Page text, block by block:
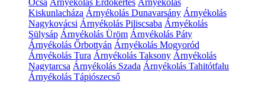
Kiskunlacháza Árnyékolás Dunavarsány Árnyékolás
Nagykovácsi Árnyékolás Piliscsaba Árnyékolás
Sülysáp Árnyékolás Üröm Árnyékolás Páty
Árnyékolás Őrbottyán Árnyékolás Mogyoród
Árnyékolás Tura Árnyékolás Taksony Árnyékolás
Nagytarcsa Árnyékolás Szada Árnyékolás Tahitótfalu
Árnyékolás Tápiószecső